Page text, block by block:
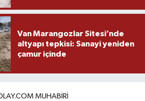
Van Marangozlar Sitesi’nde
altyapı tepkisi: Sanayi yeniden
çamur içinde
MUHABIRI